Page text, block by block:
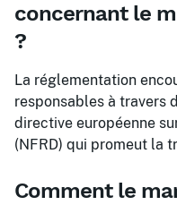
concernant le
?
La réglementation
responsables à travers
directive européenne
(NFRD) qui promeut la
Comment le